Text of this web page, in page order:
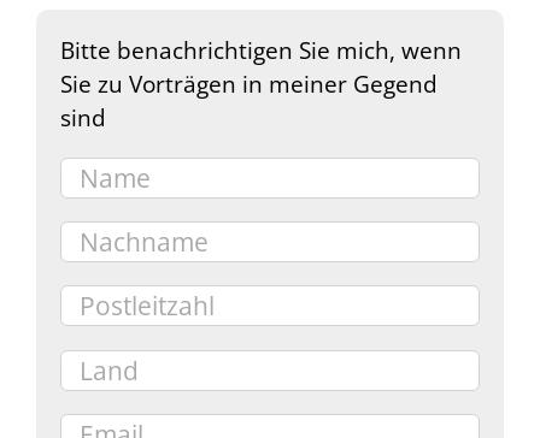
Bitte benachrichtigen Sie mich, wenn
Sie zu Vorträgen in meiner Gegend
sind